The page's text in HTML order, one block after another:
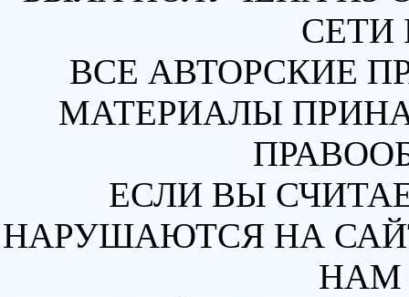
СЕТИ
ВСЕ АВТОРСКИЕ
МАТЕРИАЛЫ
ЕСЛИ ВЫ
НАРУШАЮТСЯ НА
НАМ